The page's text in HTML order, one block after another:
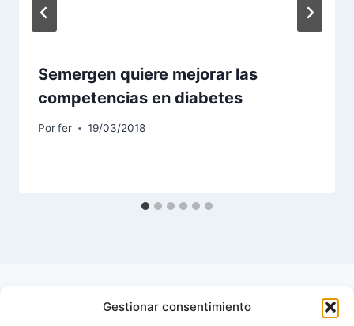
Gestionar consentimiento
Semergen quiere mejorar las
competencias en diabetes
Porfer 19/03/2018